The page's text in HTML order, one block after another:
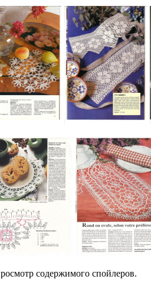
содержимого спойлеров.